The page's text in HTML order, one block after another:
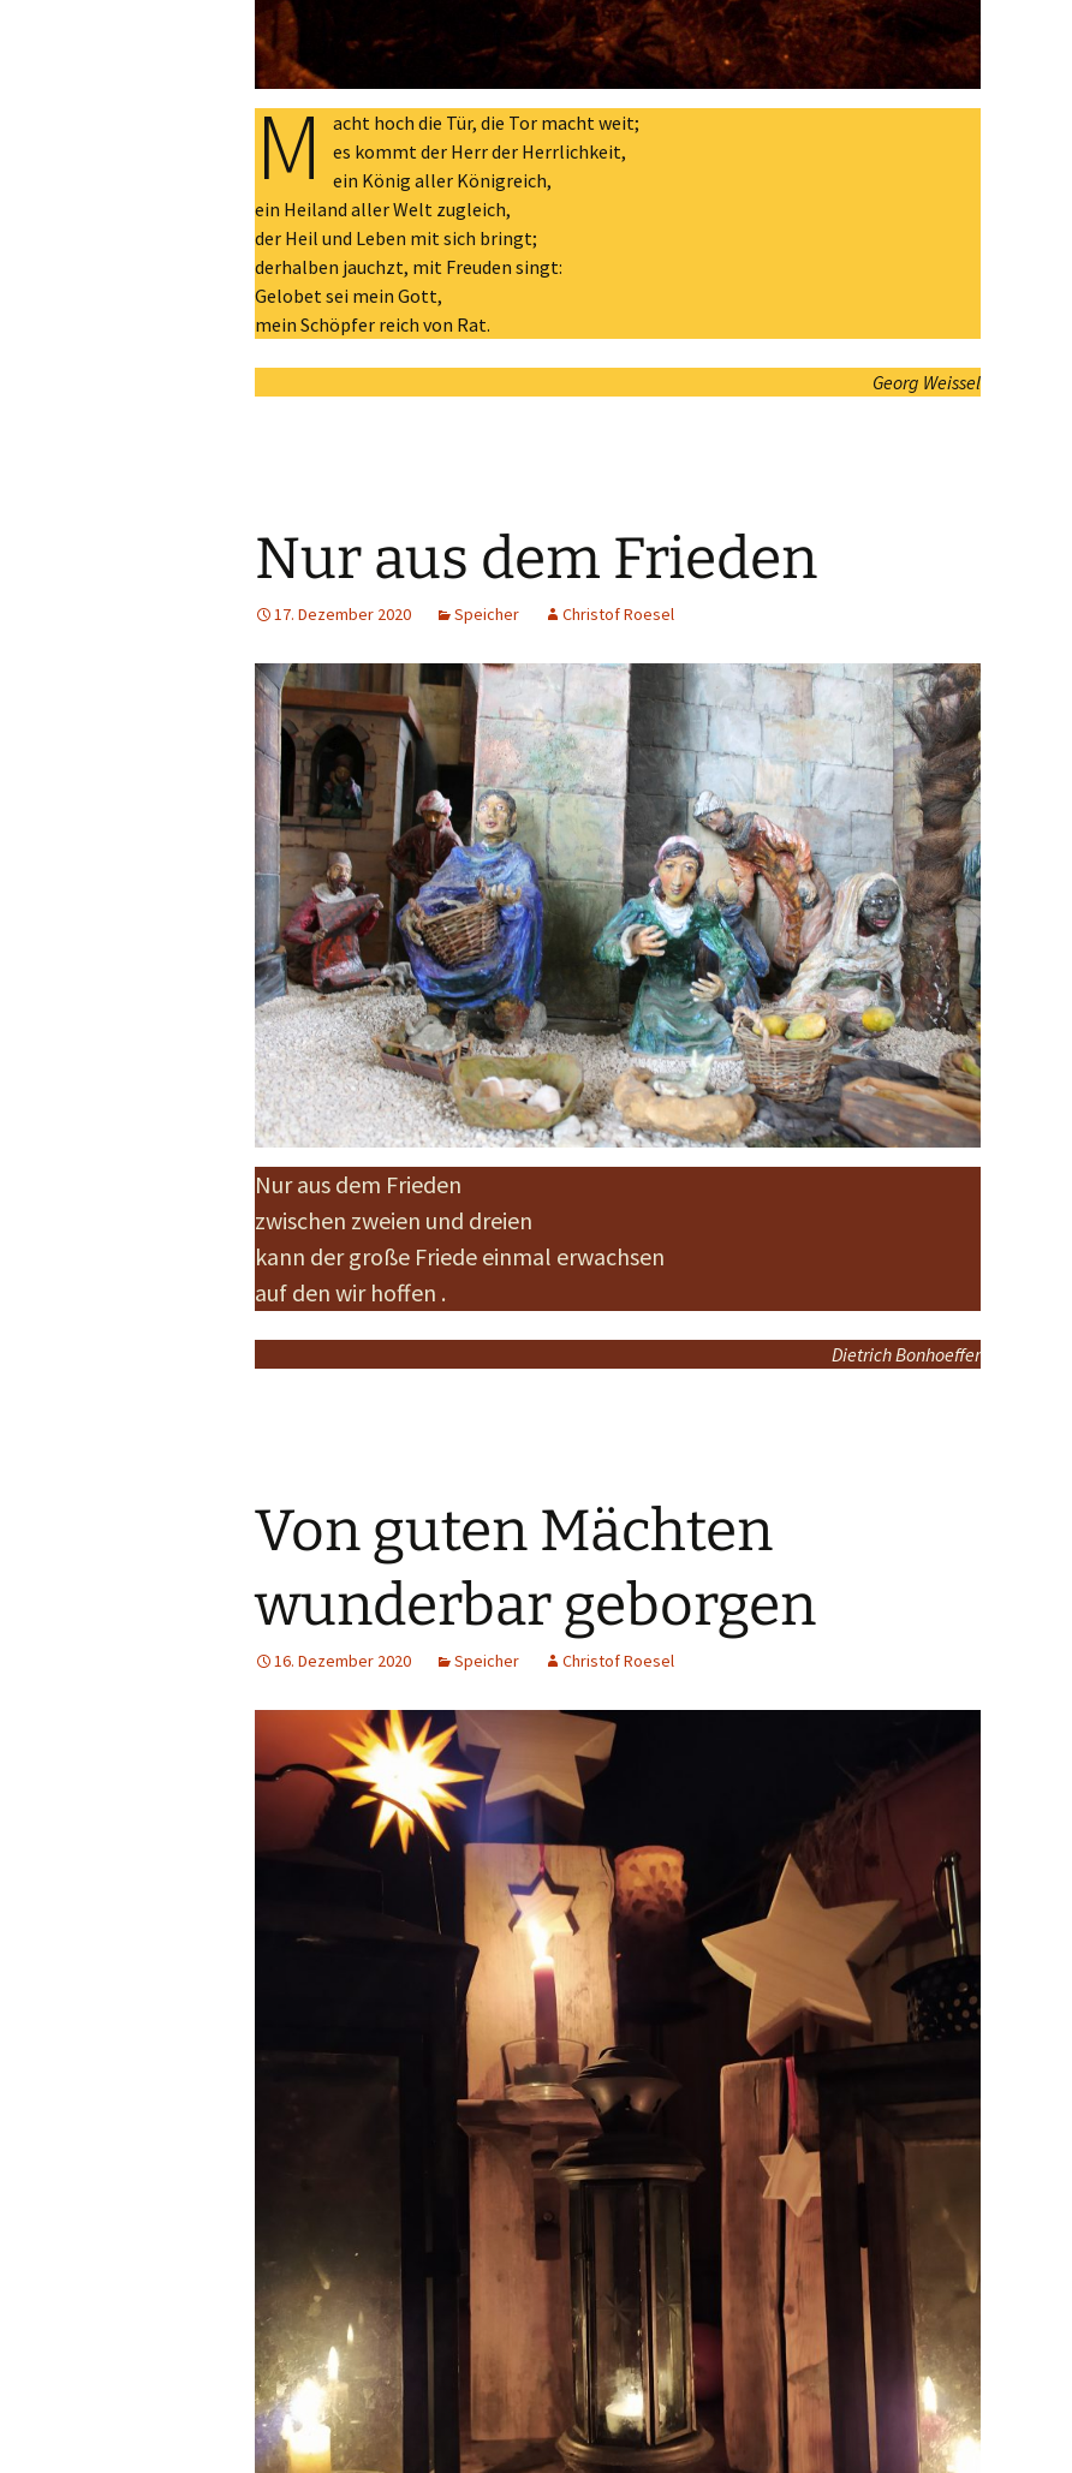
M acht hoch die Tür, die Tor macht weit;
es kommt der Herr der Herrlichkeit,
ein König aller Königreich,
ein Heiland aller Welt zugleich,
der Heil und Leben mit sich bringt;
derhalben jauchzt, mit Freuden singt:
Gelobet sei mein Gott,
mein Schöpfer reich von Rat.
Georg Weissel
Nur aus dem Frieden
17. Dezember 2020 Speicher Christof Roesel
Nur aus dem Frieden
zwischen zweien und dreien
kann der große Friede einmal erwachsen
auf den wir hoffen .
Dietrich Bonhoeffer
Von guten Mächten
wunderbar geborgen
16. Dezember 2020 Speicher Christof Roesel